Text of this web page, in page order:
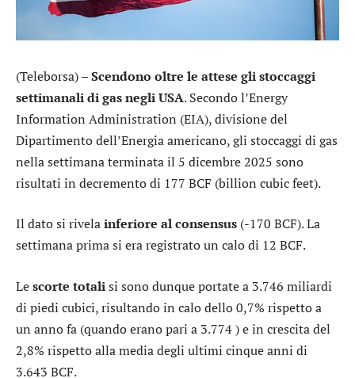
(Teleborsa) –Scendono oltre le attese gli stoccaggi
settimanali di gas negli USA. Secondo l’Energy
Information Administration (EIA), divisione del
Dipartimento dell’Energia americano, gli stoccaggi di gas
nella settimana terminata il 5 dicembre 2025 sono
risultati in decremento di 177 BCF (billion cubic feet).
Il dato si rivelainferiore al consensus (-170 BCF). La
settimana prima si era registrato un calo di 12 BCF.
Lescorte totalisi sono dunque portate a 3.746 miliardi
di piedi cubici, risultando in calo dello 0,7% rispetto a
un anno fa (quando erano pari a 3.774 ) e in crescita del
2,8% rispetto alla media degli ultimi cinque anni di
3.643 BCF.